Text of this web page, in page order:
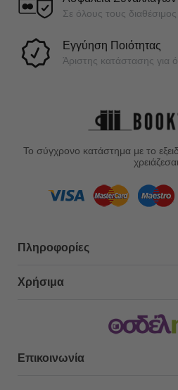
Σε όλους τους
Εγγύηση Ποιότητας
Άριστης κατάστασης για
Το σύγχρονο κατάστημα με το
Πληροφορίες
Χρήσιμα
Επικοινωνία